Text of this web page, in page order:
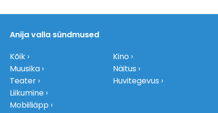
Anija valla sündmused
Kõik
Muusika
Teater
Liikumine
Kino
Näitus
Huvitegevus
Mobiiliäpp